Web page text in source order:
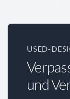
USED-
und